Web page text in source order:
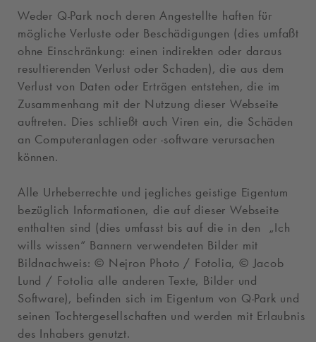
Weder Q-Park noch deren Angestellte haften für
mögliche Verluste oder Beschädigungen (dies umfaßt
ohne Einschränkung: einen indirekten oder daraus
resultierenden Verlust oder Schaden), die aus dem
Verlust von Daten oder Erträgen entstehen, die im
Zusammenhang mit der Nutzung dieser Webseite
auftreten. Dies schließt auch Viren ein, die Schäden
an Computeranlagen oder -software verursachen
können.
Alle Urheberrechte und jegliches geistige Eigentum
bezüglich Informationen, die auf dieser Webseite
enthalten sind (dies umfasst bis auf die in den „Ich
wills wissen“ Bannern verwendeten Bilder mit
Bildnachweis: © Nejron Photo / Fotolia, © Jacob
Lund / Fotolia alle anderen Texte, Bilder und
Software), befinden sich im Eigentum von Q-Park und
seinen Tochtergesellschaften und werden mit Erlaubnis
des Inhabers genutzt.